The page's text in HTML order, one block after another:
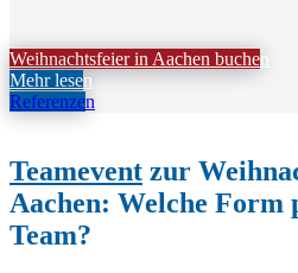
Weihnachtsfeier in Aachen buchen
Mehr lesen
Referenzen
Teamevent zur
Aachen: Welche Form
Team?